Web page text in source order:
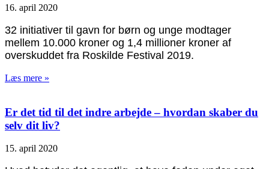
16. april 2020
32 initiativer til gavn for børn og unge modtager
mellem 10.000 kroner og 1,4 millioner kroner af
overskuddet fra Roskilde Festival 2019.
Læs mere »
Er det tid til det indre arbejde – hvordan skaber du
selv dit liv?
15. april 2020